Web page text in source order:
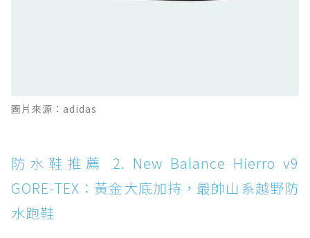
Boot：馬汀首款雨靴登場，經典八孔加上全防
防水鞋推薦 14. SKECHERS BADGER
WATERPROOF：一踩即穿懶人神器！搭載固特
異大底與全防水厚底健走鞋
防水鞋推薦 15. Brooks Cascadia 19 GTX：注
圖片來源：adidas
防水鞋推薦 2. New Balance Hierro v9
GORE-TEX：黃金大底加持，最帥山系越野防
水跑鞋